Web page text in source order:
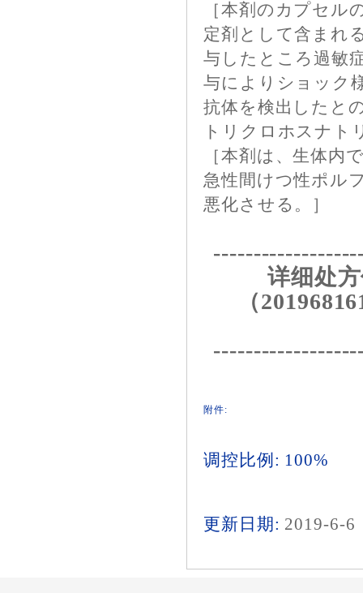
［本剤のカプセル
定剤として含まれ
与したところ過敏
与によりショック
抗体を検出したと
トリクロホスナト
［本剤は、生体内
急性間けつ性ポル
悪化させる。］
详细处
（
附件:
调控比例: 100%
更新日期: 2019-6-6